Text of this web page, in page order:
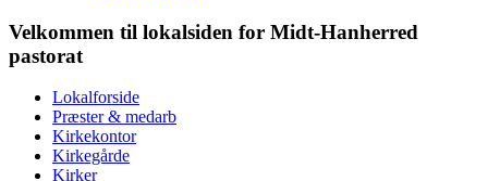
Velkommen til lokalsiden for Midt-Hanherred
pastorat
Lokalforside
Præster & medarb
Kirkekontor
Kirkegårde
Kirker